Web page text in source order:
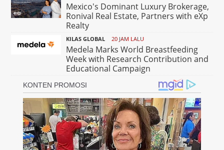
Mexico's Dominant Luxury Brokerage,
Ronival Real Estate, Partners with eXp
Realty
KILAS GLOBAL 20 JAM LALU
Medela Marks World Breastfeeding
Week with Research Contribution and
Educational Campaign